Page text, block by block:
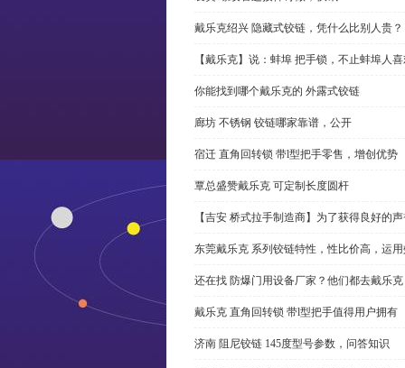
戴乐克绍兴 隐藏式铰链，凭什么比别人贵？
【戴乐克】说：蚌埠 把手锁，不止蚌埠人
你能找到哪个戴乐克的 外露式铰链
廊坊 不锈钢 铰链哪家靠谱，公开
宿迁 直角回转锁 带l型把手零售，增创优势
覃总盛赞戴乐克 可定制长度圆杆
【吉安 桥式拉手制造商】为了获得良好的
东莞戴乐克 系列铰链特性，性比价高，运
还在找 防爆门用设备厂家？他们都去戴乐克
戴乐克 直角回转锁 带l型把手值得用户拥有
济南 阻尼铰链 145度型号参数，问答知识